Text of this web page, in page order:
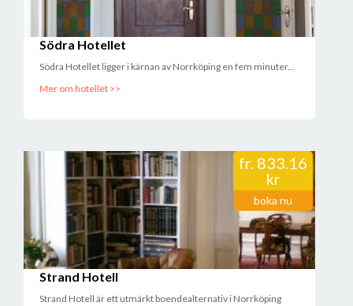
Södra Hotellet
Södra Hotellet ligger i kärnan av Norrköping en fem minuter...
Mer om hotellet >>
fr. 833.16
kr
boka nu
Strand Hotell
Strand Hotell är ett utmärkt boendealternativ i Norrköping